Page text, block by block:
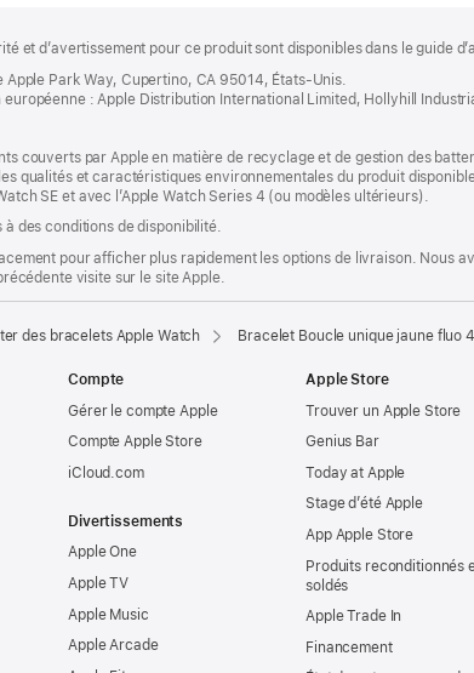
et d’avertissement pour ce produit sont disponibles dans le guide
Apple Park Way, Cupertino, CA 95014, États-Unis.
européenne : Apple Distribution International Limited, Hollyhill
couverts par Apple en matière de recyclage et de gestion des
qualités et caractéristiques environnementales du produit
SE et avec l’Apple Watch Series 4 (ou modèles ultérieurs).
à des conditions de disponibilité.
pour afficher plus rapidement les options de livraison. Nous
visite sur le site Apple.
des bracelets Apple Watch Bracelet Boucle unique jaune fluo
Compte
Gérer le compte Apple
Compte Apple Store
iCloud.com
Divertissements
Apple One
Apple TV
Apple Music
Apple Arcade
Apple Store
Trouver un Apple Store
Genius Bar
Today at Apple
Stage d’été Apple
App Apple Store
Produits reconditionnés
soldés
Apple Trade In
Financement